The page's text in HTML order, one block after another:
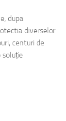
dupa
diverselor
centuri de